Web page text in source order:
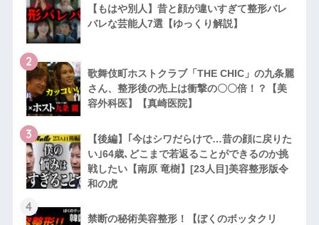
【もはや別人】昔と顔が違いすぎて整形バレ
バレな芸能人7選【ゆっくり解説】
2
歌舞伎町ホストクラブ「THE CHIC」の九条麗
さん、整形後の売上は衝撃の〇〇倍！？【美
容外科医】【真崎医院】
3
【後編】｢今はシワだらけで…昔の顔に戻りた
い｣64歳､どこまで若返ることができるのか挑
戦したい【南原 竜樹】[23人目]美容整形版令
和の虎
4
禁断の秘術美容整形！【ぼくのボッタクリ